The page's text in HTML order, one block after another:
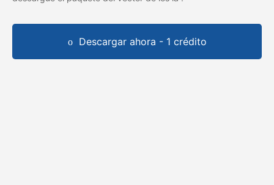
Descargar ahora - 1 crédito